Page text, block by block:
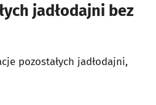
jadłodajni bez
pozostałych jadłodajni,